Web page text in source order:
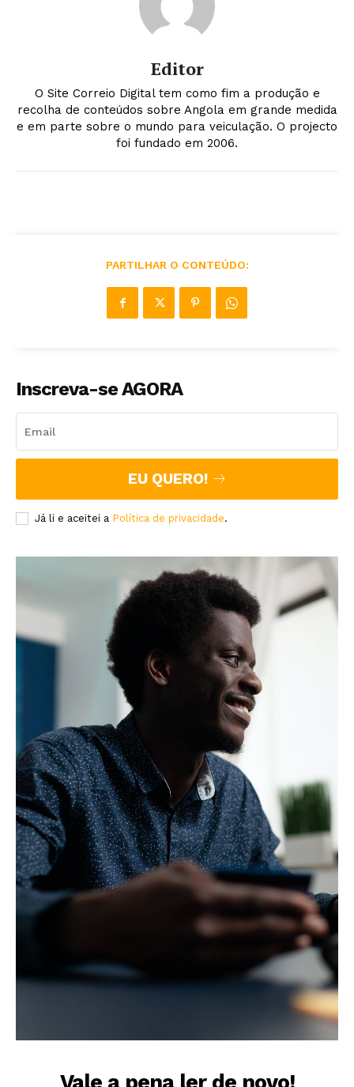
Editor
O Site Correio Digital tem como fim a produção e
recolha de conteúdos sobre Angola em grande medida
e em parte sobre o mundo para veiculação. O projecto
foi fundado em 2006.
PARTILHAR O CONTEÚDO:
Inscreva-se AGORA
EU QUERO!
Já li e aceitei a Política de privacidade.